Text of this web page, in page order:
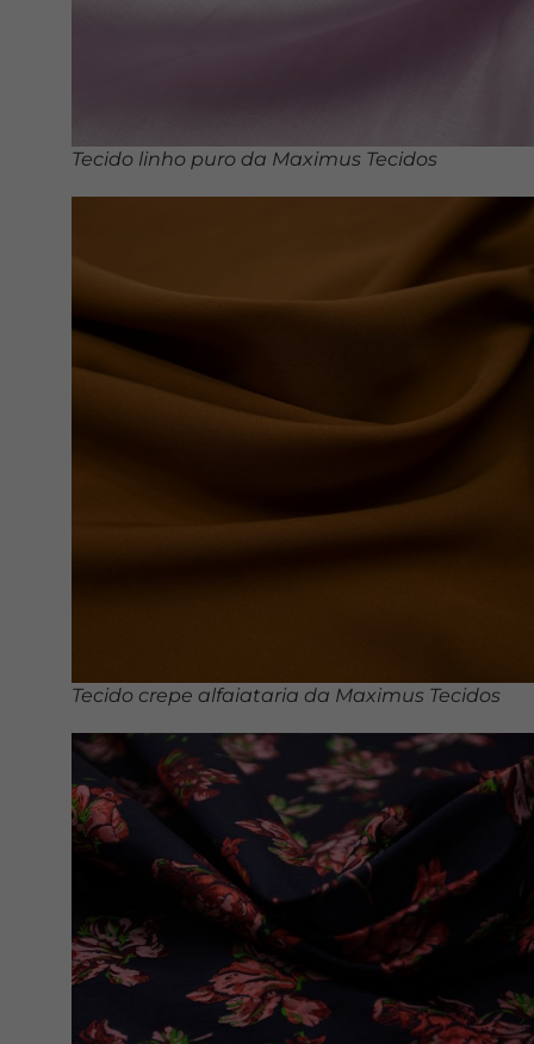
Tecido linho puro da Maximus Tecidos
Tecido crepe alfaiataria da Maximus Tecidos